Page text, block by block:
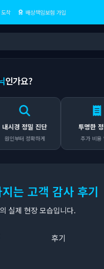
착 배상책임보험 가입
인가요?
정밀 진단
터 정확하게
투명한 정찰제
추가 비용 없음
는 고객 감사 후기
실제 현장 모습입니다.